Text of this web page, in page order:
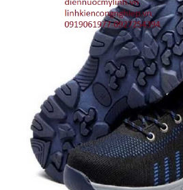
GĂNG TAY Y TẾ-HÓA CHẤT
GĂNG TAY SỢI-PHỦ PU
GĂNG TAY HÀN-CÁCH NHIỆT